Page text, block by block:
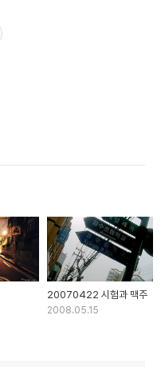
20070422 시험과 맥주
2008.05.15